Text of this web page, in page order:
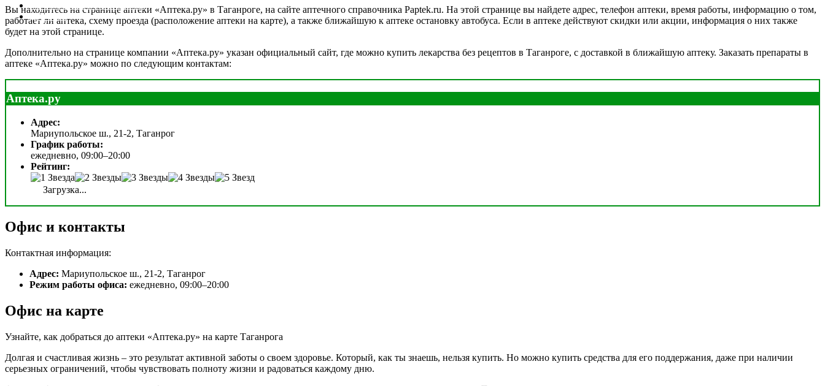
ДРУГИЕ
Вы находитесь на странице аптеки «Аптека.ру» в Таганроге, на сайте аптечного справочника Paptek.ru. На этой странице вы найдете адрес, телефон аптеки, время работы, информацию о том,
работает ли аптека, схему проезда (расположение аптеки на карте), а также ближайшую к аптеке остановку автобуса. Если в аптеке действуют скидки или акции, информация о них также
будет на этой странице.
Дополнительно на странице компании «Аптека.ру» указан официальный сайт, где можно купить лекарства без рецептов в Таганроге, с доставкой в ближайшую аптеку. Заказать препараты в
аптеке «Аптека.ру» можно по следующим контактам:
Аптека.ру
Адрес:
Мариупольское ш., 21-2, Таганрог
График работы:
ежедневно, 09:00–20:00
Рейтинг:
Загрузка...
Офис и контакты
Контактная информация:
Адрес: Мариупольское ш., 21-2, Таганрог
Режим работы офиса: ежедневно, 09:00–20:00
Офис на карте
Узнайте, как добраться до аптеки «Аптека.ру» на карте Таганрога
Долгая и счастливая жизнь – это результат активной заботы о своем здоровье. Который, как ты знаешь, нельзя купить. Но можно купить средства для его поддержания, даже при наличии
серьезных ограничений, чтобы чувствовать полноту жизни и радоваться каждому дню.